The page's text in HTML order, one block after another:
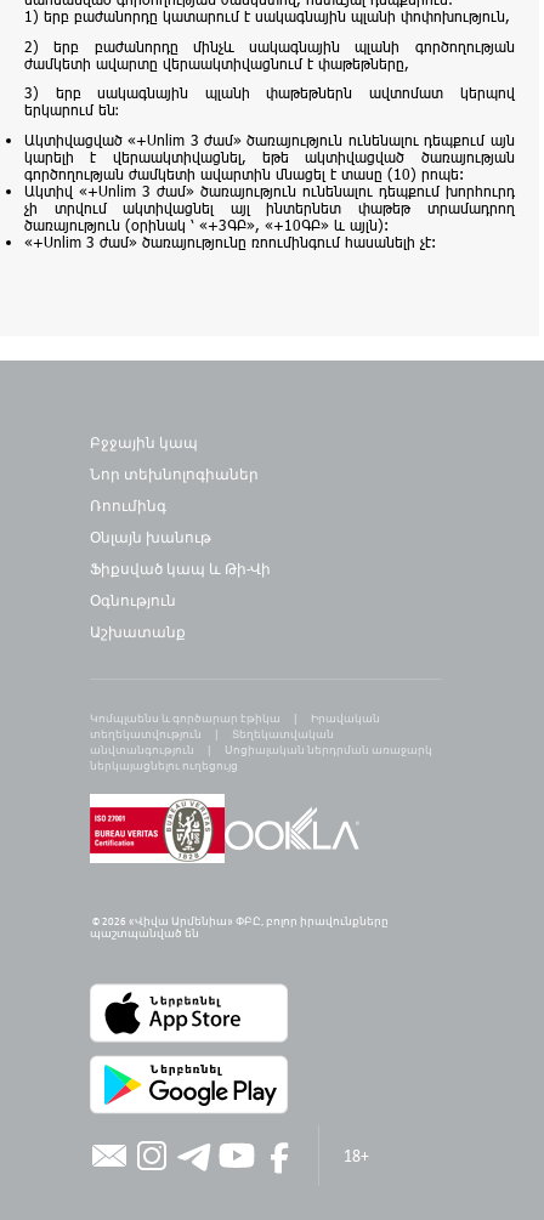
1) երբ բաժանորդը կատարում է սակագնային պլանի փոփոխություն,
2) երբ բաժանորդը մինչև սակագնային պլանի գործողության
ժամկետի ավարտը վերաակտիվացնում է փաթեթները,
3) երբ սակագնային պլանի փաթեթներն ավտոմատ կերպով
երկարում են։
Ակտիվացված «+Unlim 3 ժամ» ծառայություն ունենալու դեպքում այն
կարելի է վերաակտիվացնել, եթե ակտիվացված ծառայության
գործողության ժամկետի ավարտին մնացել է տասը (10) րոպե:
Ակտիվ «+Unlim 3 ժամ» ծառայություն ունենալու դեպքում խորհուրդ
չի տրվում ակտիվացնել այլ ինտերնետ փաթեթ տրամադրող
ծառայություն (օրինակ ՝ «+3ԳԲ», «+10ԳԲ» և այլն):
«+Unlim 3 ժամ» ծառայությունը ռոումինգում հասանելի չէ:
Բջջային կապ
Նոր տեխնոլոգիաներ
Ռոումինգ
Օնլայն խանութ
Ֆիքսված կապ և Թի-Վի
Օգնություն
Աշխատանք
Կոմպլաենս և գործարար էթիկա
Իրավական
տեղեկատվություն
Տեղեկատվական
անվտանգություն
Սոցիալական ներդրման առաջարկ
ներկայացնելու ուղեցույց
© 2026 «Վիվա Արմենիա» ՓԲԸ, բոլոր իրավունքները
պաշտպանված են
18+